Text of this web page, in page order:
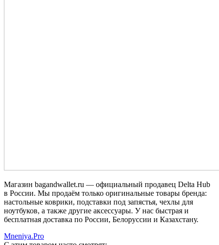
Магазин bagandwallet.ru — официальный продавец Delta Hub
в России. Мы продаём только оригинальные товары бренда:
настольные коврики, подставки под запястья, чехлы для
ноутбуков, а также другие аксессуары. У нас быстрая и
бесплатная доставка по России, Белоруссии и Казахстану.
Mneniya.Pro